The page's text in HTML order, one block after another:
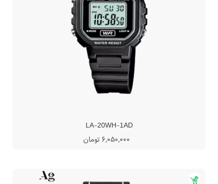
LA-20WH-1AD
6,050,000 تومان